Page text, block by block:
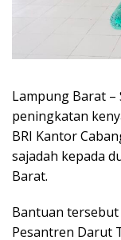
Lampung Barat –
peningkatan
BRI Kantor
sajadah kepada
Barat.
Bantuan
Pesantren Darut